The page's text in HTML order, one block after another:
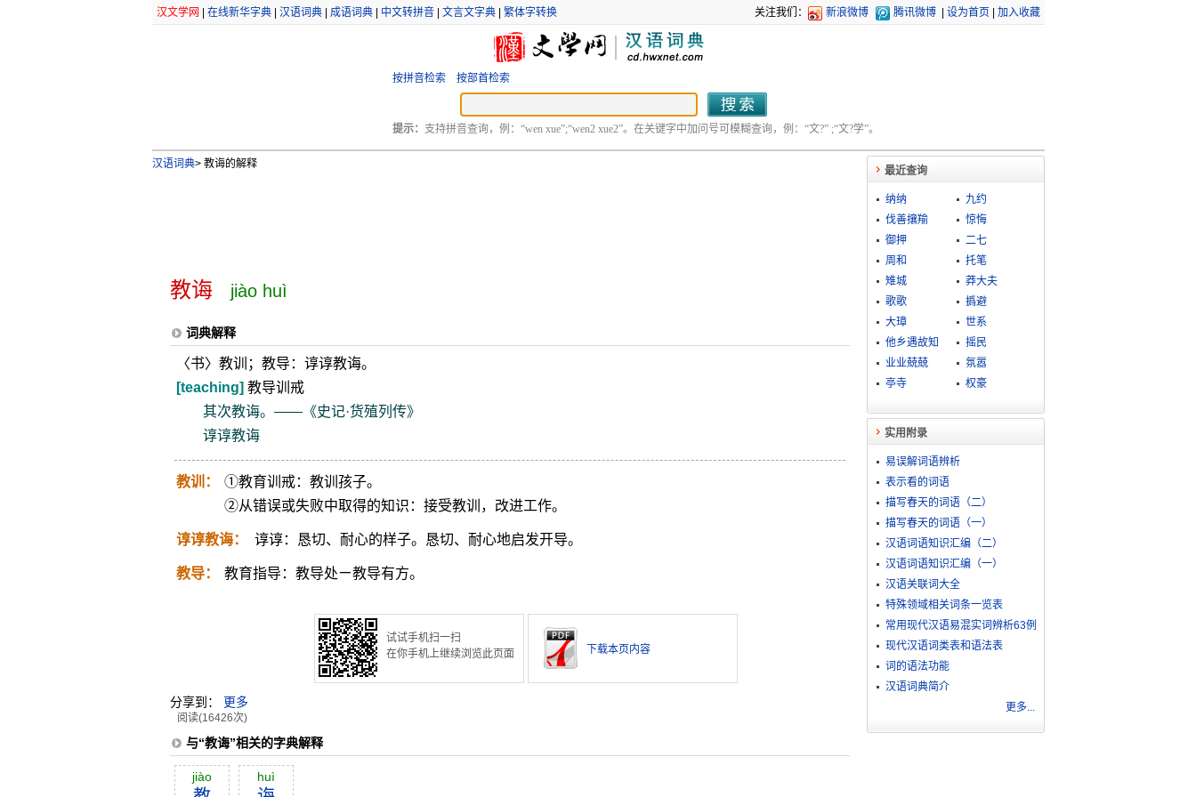
汉文学网 在线新华字典| 汉语词典| 成语词典| 中文转拼音| 文言文字典| 繁体字转换 关注我们： 新浪微博 腾讯微博 设为首页 加入收藏
按拼音检索 按部首检索
提示： 支持拼音查询，例：“wen xue”;“wen2 xue2”。在关键字中加问号可模糊查询，例：“文?” ;“文?学”。
汉语词典>教诲的解释
教诲 jiào huì
词典解释
〈书〉教训；教导：谆谆教诲。
[teaching] 教导训戒
其次教诲。——《史记·货殖列传》
谆谆教诲
教训：
①教育训戒：教训孩子。
②从错误或失败中取得的知识：接受教训，改进工作。
谆谆教诲： 谆谆：恳切、耐心的样子。恳切、耐心地启发开导。
教导： 教育指导：教导处ㄧ教导有方。
试试手机扫一扫
在你手机上继续浏览此页面
下载本页内容
分享到： 更多
阅读(16426次)
与“教诲”相关的字典解释
jiào huì
最近查询
纳纳
九约
伐善攘羭
惊悔
御押
二七
周和
托笔
雉城
莽大夫
歌歌
撝避
大璋
世系
他乡遇故知
摇民
业业兢兢
氛嚣
亭寺
权豪
实用附录
易误解词语辨析
表示看的词语
描写春天的词语（二）
描写春天的词语（一）
汉语词语知识汇编（二）
汉语词语知识汇编（一）
汉语关联词大全
特殊领域相关词条一览表
常用现代汉语易混实词辨析63例
现代汉语词类表和语法表
词的语法功能
汉语词典简介
更多...